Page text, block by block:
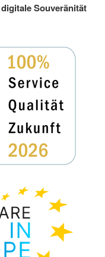
digitale Souveränität